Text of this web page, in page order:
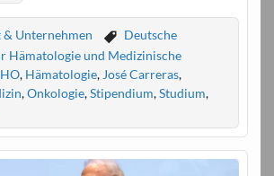
Unternehmen
Deutsche
Hämatologie und Medizinische
, Hämatologie, José Carreras,
,Onkologie,Stipendium,Studium,